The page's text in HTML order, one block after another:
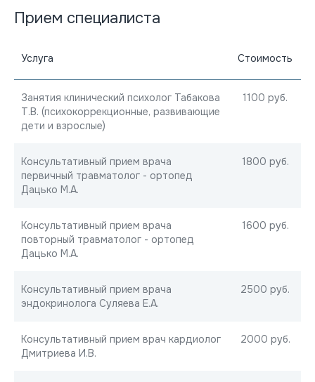
Прием специалиста
Услуга Стоимость
Занятия клинический психолог Табакова
Т.В. (психокоррекционные, развивающие
дети и взрослые)
1100 руб.
Консультативный прием врача
первичный травматолог - ортопед
Дацько М.А.
1800 руб.
Консультативный прием врача
повторный травматолог - ортопед
Дацько М.А.
1600 руб.
Консультативный прием врача
эндокринолога Суляева Е.А.
2500 руб.
Консультативный прием врач кардиолог
Дмитриева И.В.
2000 руб.